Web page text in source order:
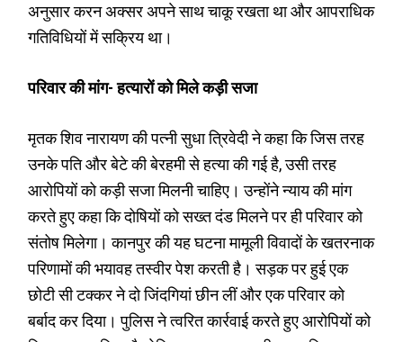
अनुसार करन अक्सर अपने साथ चाकू रखता था और आपराधिक
गतिविधियों में सक्रिय था।
परिवार की मांग- हत्यारों को मिले कड़ी सजा
मृतक शिव नारायण की पत्नी सुधा त्रिवेदी ने कहा कि जिस तरह
उनके पति और बेटे की बेरहमी से हत्या की गई है, उसी तरह
आरोपियों को कड़ी सजा मिलनी चाहिए। उन्होंने न्याय की मांग
करते हुए कहा कि दोषियों को सख्त दंड मिलने पर ही परिवार को
संतोष मिलेगा। कानपुर की यह घटना मामूली विवादों के खतरनाक
परिणामों की भयावह तस्वीर पेश करती है। सड़क पर हुई एक
छोटी सी टक्कर ने दो जिंदगियां छीन लीं और एक परिवार को
बर्बाद कर दिया। पुलिस ने त्वरित कार्रवाई करते हुए आरोपियों को